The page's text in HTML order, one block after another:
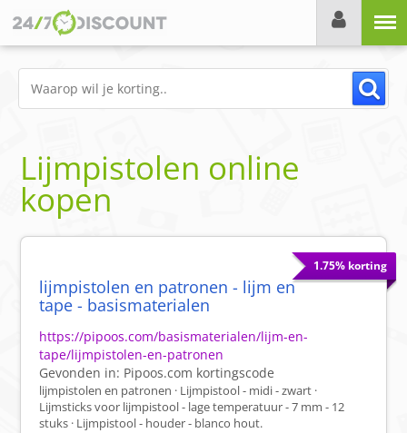
Lijmpistolen online
kopen
1.75% korting
lijmpistolen en patronen - lijm en
tape - basismaterialen
https://pipoos.com/basismaterialen/lijm-en-
tape/lijmpistolen-en-patronen
Gevonden in: Pipoos.com kortingscode
lijmpistolen en patronen · Lijmpistool - midi - zwart ·
Lijmsticks voor lijmpistool - lage temperatuur - 7 mm - 12
stuks · Lijmpistool - houder - blanco hout.